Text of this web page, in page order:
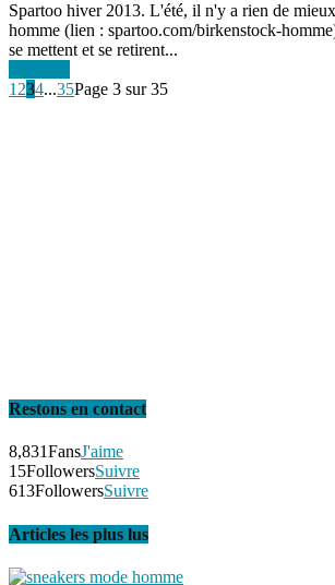
Spartoo hiver 2013. L'été, il n'y a rien de
homme (lien : spartoo.com/birkenstock-
se mettent et se retirent...
1 234...35Page 3 sur 35
Restons en contact
8,831FansJ'aime
15FollowersSuivre
613FollowersSuivre
Articles les plus lus